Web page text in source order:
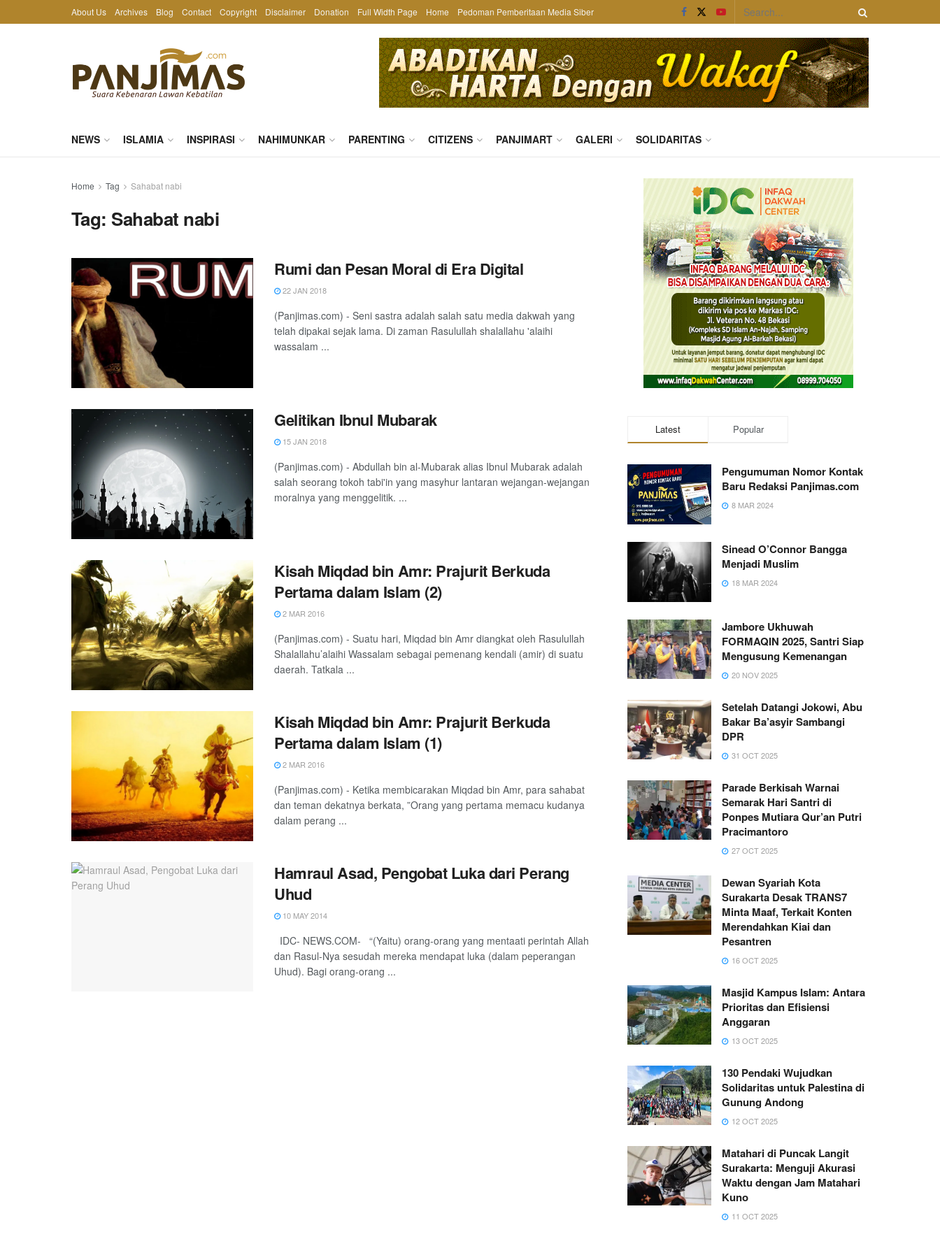
About Us Archives Blog Contact Copyright Disclaimer Donation Full Width Page Home Pedoman Pemberitaan Media Siber
NEWS ISLAMIA INSPIRASI NAHIMUNKAR PARENTING CITIZENS PANJIMART GALERI SOLIDARITAS
Home Tag Sahabat nabi
Tag: Sahabat nabi
Rumi dan Pesan Moral di Era Digital
22 JAN 2018
(Panjimas.com) - Seni sastra adalah salah satu media dakwah yang
telah dipakai sejak lama. Di zaman Rasulullah shalallahu 'alaihi
wassalam ...
Gelitikan Ibnul Mubarak
15 JAN 2018
(Panjimas.com) - Abdullah bin al-Mubarak alias Ibnul Mubarak adalah
salah seorang tokoh tabi'in yang masyhur lantaran wejangan-wejangan
moralnya yang menggelitik. ...
Kisah Miqdad bin Amr: Prajurit Berkuda
Pertama dalam Islam (2)
2 MAR 2016
(Panjimas.com) - Suatu hari, Miqdad bin Amr diangkat oleh Rasulullah
Shalallahu’alaihi Wassalam sebagai pemenang kendali (amir) di suatu
daerah. Tatkala ...
Kisah Miqdad bin Amr: Prajurit Berkuda
Pertama dalam Islam (1)
2 MAR 2016
(Panjimas.com) - Ketika membicarakan Miqdad bin Amr, para sahabat
dan teman dekatnya berkata, ”Orang yang pertama memacu kudanya
dalam perang ...
Hamraul Asad, Pengobat Luka dari Perang
Uhud
10 MAY 2014
IDC- NEWS.COM- “(Yaitu) orang-orang yang mentaati perintah Allah
dan Rasul-Nya sesudah mereka mendapat luka (dalam peperangan
Uhud). Bagi orang-orang ...
Latest Popular
Pengumuman Nomor Kontak
Baru Redaksi Panjimas.com
8 MAR 2024
Sinead O’Connor Bangga
Menjadi Muslim
18 MAR 2024
Jambore Ukhuwah
FORMAQIN 2025, Santri Siap
Mengusung Kemenangan
20 NOV 2025
Setelah Datangi Jokowi, Abu
Bakar Ba’asyir Sambangi
DPR
31 OCT 2025
Parade Berkisah Warnai
Semarak Hari Santri di
Ponpes Mutiara Qur’an Putri
Pracimantoro
27 OCT 2025
Dewan Syariah Kota
Surakarta Desak TRANS7
Minta Maaf, Terkait Konten
Merendahkan Kiai dan
Pesantren
16 OCT 2025
Masjid Kampus Islam: Antara
Prioritas dan Efisiensi
Anggaran
13 OCT 2025
130 Pendaki Wujudkan
Solidaritas untuk Palestina di
Gunung Andong
12 OCT 2025
Matahari di Puncak Langit
Surakarta: Menguji Akurasi
Waktu dengan Jam Matahari
Kuno
11 OCT 2025